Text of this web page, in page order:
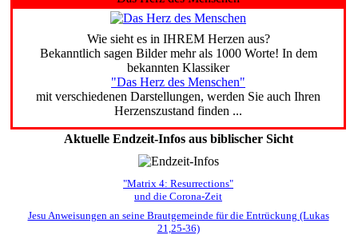
Wie sieht es in IHREM Herzen aus?
Bekanntlich sagen Bilder mehr als 1000 Worte! In dem
bekannten Klassiker
"Das Herz des Menschen"
mit verschiedenen Darstellungen, werden Sie auch Ihren
Herzenszustand finden ...
Aktuelle Endzeit-Infos aus biblischer Sicht
"Matrix 4: Resurrections"
und die Corona-Zeit
Jesu Anweisungen an seine Brautgemeinde für die Entrückung (Lukas
21,25-36)